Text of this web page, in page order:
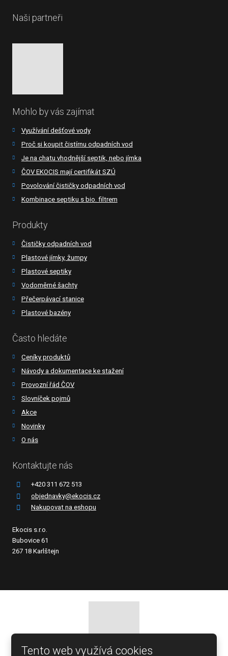
Naši partneři
Mohlo by vás zajímat
Využívání dešťové vody
Proč si koupit čistírnu odpadních vod
Je na chatu vhodnější septik, nebo jímka
ČOV EKOCIS mají certifikát SZÚ
Povolování čističky odpadních vod
Kombinace septiku s bio. filtrem
Produkty
Čističky odpadních vod
Plastové jímky, žumpy
Plastové septiky
Vodoměrné šachty
Přečerpávací stanice
Plastové bazény
Často hledáte
Ceníky produktů
Návody a dokumentace ke stažení
Provozní řád ČOV
Slovníček pojmů
Akce
Novinky
O nás
Kontaktujte nás
+420 311 672 513
objednavky@ekocis.cz
Nakupovat na eshopu
Ekocis s.r.o.
Bubovice 61
267 18 Karlštejn
Tento web využívá cookies